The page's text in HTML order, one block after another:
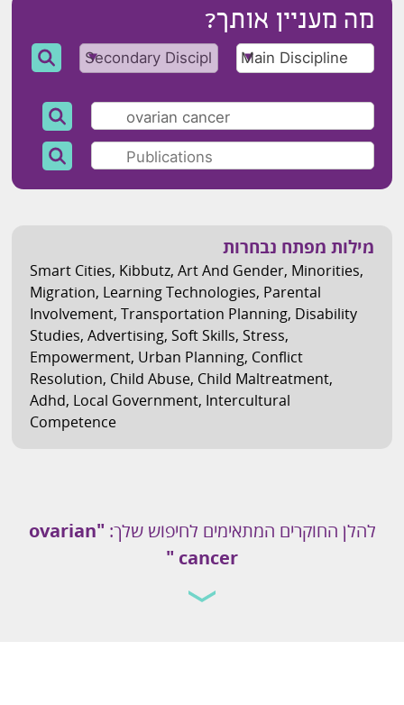
מה מעניין אותך?
מילות מפתח נבחרות
Smart Cities, Kibbutz,Art And Gender, Minorities,
Migration, Learning Technologies, Parental
Involvement,Transportation Planning, Disability
Studies,Advertising,Soft Skills,Stress,
Empowerment, Urban Planning, Conflict
Resolution, Child Abuse, Child Maltreatment,
Adhd, Local Government, Intercultural
Competence
להלן החוקרים המתאימים לחיפוש שלך: "ovarian
cancer "